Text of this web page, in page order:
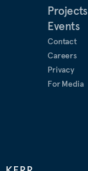
Projects
Events
Contact
Careers
Privacy
For Media